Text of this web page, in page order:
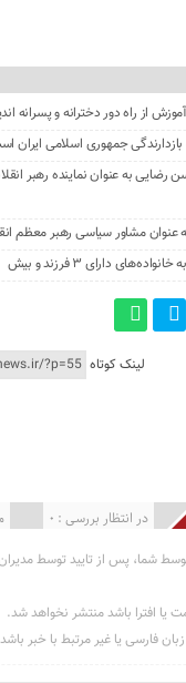
از راه دور دخترانه و پسرانه
جمهوری اسلامی ایران
رضایی به عنوان نماینده رهبر
عنوان مشاور سیاسی رهبر معظم
لینک کوتاه
در انتظار بررسی : 0
شما، پس از تایید توسط
یا افترا باشد منتشر نخواهد شد.
زبان فارسی یا غیر مرتبط با خبر